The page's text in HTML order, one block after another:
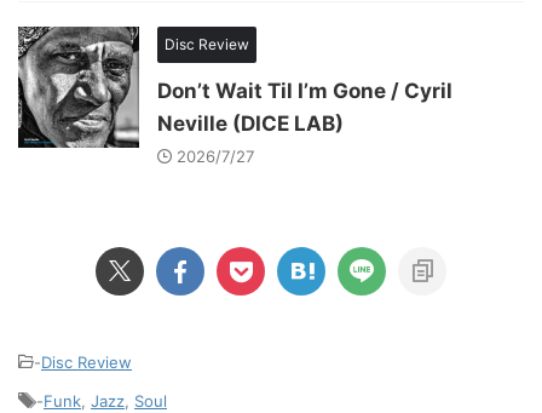
Disc Review
Don’t Wait Til I’m Gone / Cyril
Neville (DICE LAB)
2026/7/27
-Disc Review
-Funk Jazz Soul